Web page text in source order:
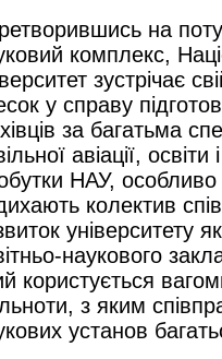
на
комплекс,
зустрічає
у справу
за багатьма
авіації, освіти
НАУ, особливо
колектив
університету
наукового
користується
з яким
установ